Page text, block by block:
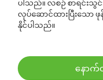
ပါသည်။ လစဉ် စာရင်းသွ
လုပ်ဆောင်ထားပြီးသော
နိုင်ပါသည်။
နောက်